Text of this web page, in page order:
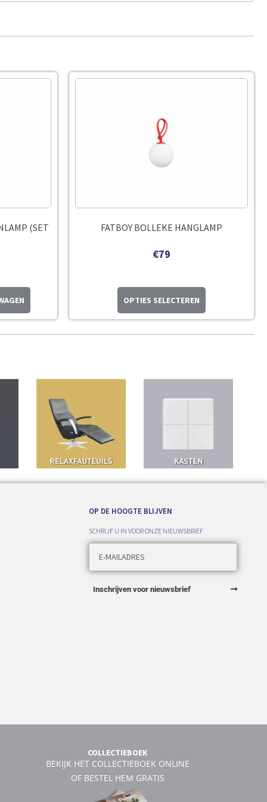
(SET
FATBOY BOLLEKE HANGLAMP
€79
OPTIES SELECTEREN
OP DE HOOGTE BLIJVEN
SCHRIJF U IN VOOR ONZE NIEUWSBRIEF
Inschrijven voor nieuwsbrief
COLLECTIEBOEK
BEKIJK HET COLLECTIEBOEK ONLINE
OF BESTEL HEM GRATIS